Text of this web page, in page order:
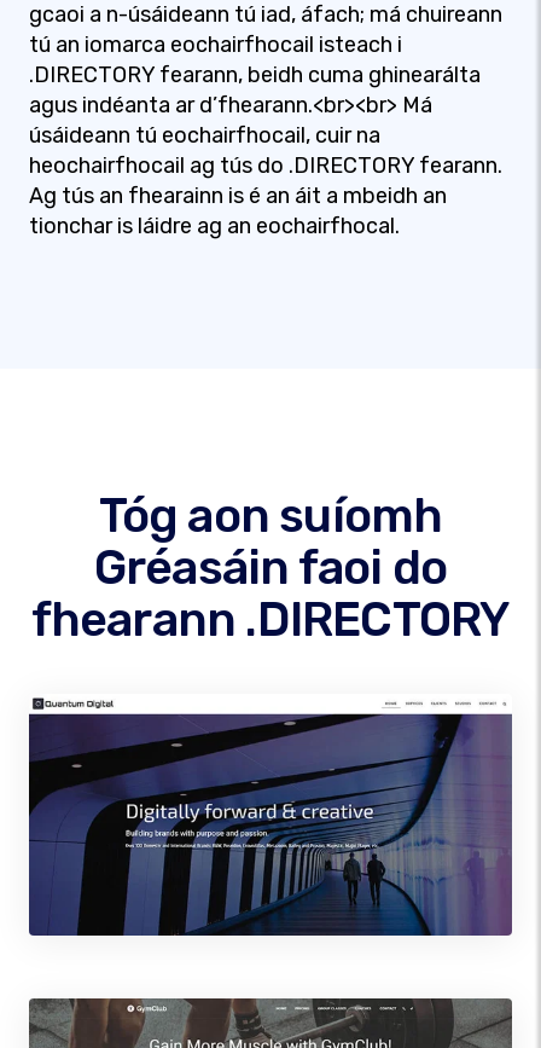
gcaoi a n-úsáideann tú iad, áfach; má chuireann
tú an iomarca eochairfhocail isteach i
.DIRECTORY fearann, beidh cuma ghinearálta
agus indéanta ar d’fhearann.<br><br> Má
úsáideann tú eochairfhocail, cuir na
heochairfhocail ag tús do .DIRECTORY fearann.
Ag tús an fhearainn is é an áit a mbeidh an
tionchar is láidre ag an eochairfhocal.
Tóg aon suíomh
Gréasáin faoi do
fhearann .DIRECTORY